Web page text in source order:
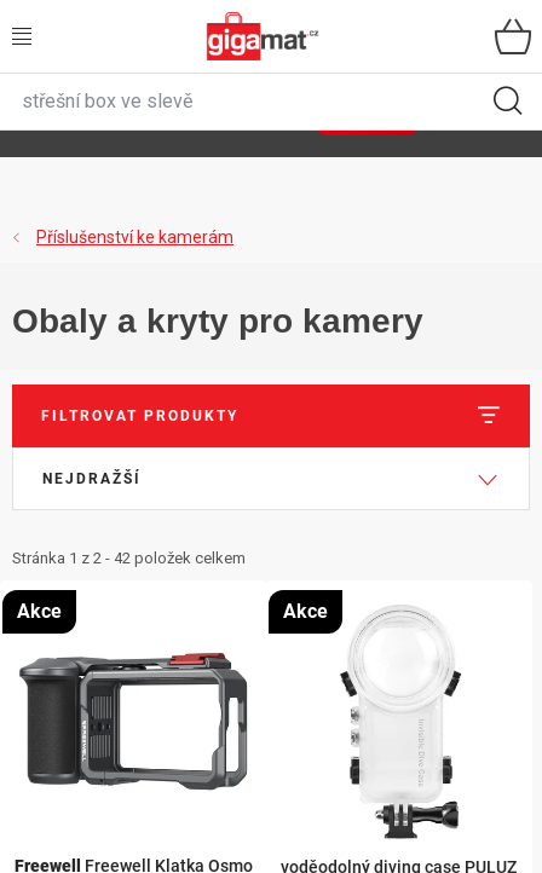
na
VŠECHNY KATEGORIE
ZAHRADA
SPORT, OUTDOOR
GIGA CENY
NOVINKY
OSTATNÍ
12 důvodů proč Gigamat Možnosti dopravy
Kontakt
Hodnocení obchodu
Příslušenství ke kamerám
Obaly a kryty pro kamery
FILTROVAT PRODUKTY
i
s
p
r
Stránka 1 z 2 - 42 položek celkem
e
n
í
p
d
NEJDRAŽŠÍ
Freewell Freewell Klatka Osmo
Akce
voděodolný diving case PULUZ
Akce